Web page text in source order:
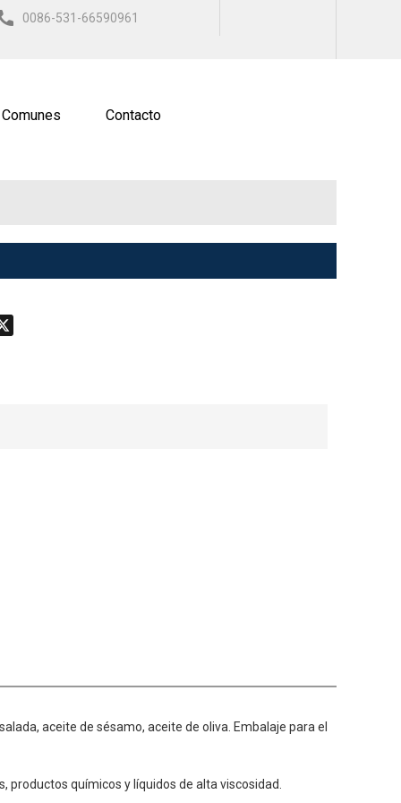
0086-531-66590961
Contacto
, aceite de sésamo, aceite de oliva Embalaje para el
, productos químicos y líquidos de alta viscosidad.